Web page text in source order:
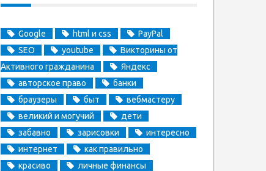
Google html и css
PayPal
SEO
youtube
Викторины от
Активного гражданина
Яндекс
авторское право
банки
браузеры
быт
вебмастеру
великий и могучий
дети
забавно
зарисовки
интересно
интернет
как правильно
красиво
личные финансы